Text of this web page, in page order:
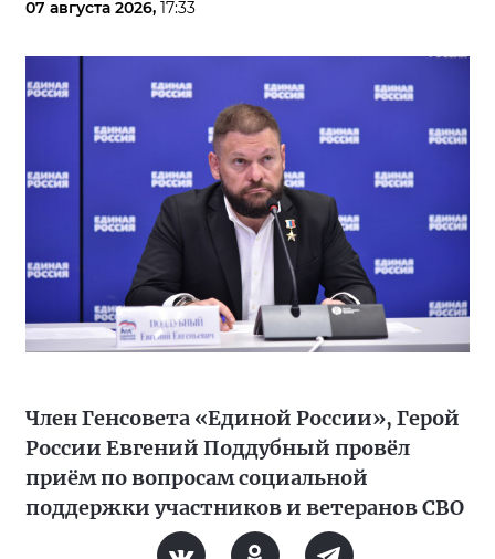
07 августа 2026, 17:33
Член Генсовета «Единой России», Герой
России Евгений Поддубный провёл
приём по вопросам социальной
поддержки участников и ветеранов СВО